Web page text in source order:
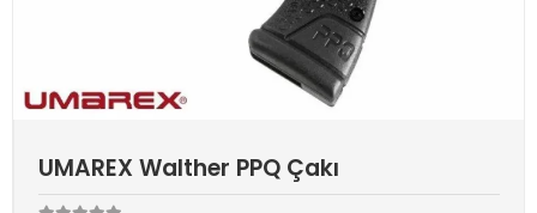
UMAREX Walther PPQ Çakı